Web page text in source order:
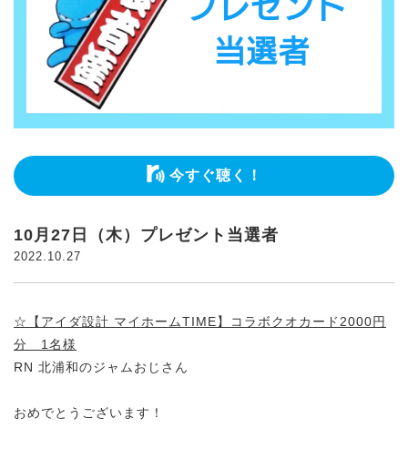
今すぐ聴く！
10月27日（木）プレゼント当選者
2022.10.27
☆【アイダ設計 マイホームTIME】コラボクオカード2000円
分 1名様
RN 北浦和のジャムおじさん
おめでとうございます！